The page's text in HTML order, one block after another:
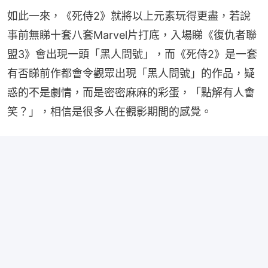
如此一來，《死侍2》就將以上元素玩得更盡，若說
事前無睇十套八套Marvel片打底，入場睇《復仇者聯
盟3》會出現一頭「黑人問號」，而《死侍2》是一套
有否睇前作都會令觀眾出現「黑人問號」的作品，疑
惑的不是劇情，而是密密麻麻的彩蛋，「點解有人會
笑？」，相信是很多人在觀影期間的感覺。